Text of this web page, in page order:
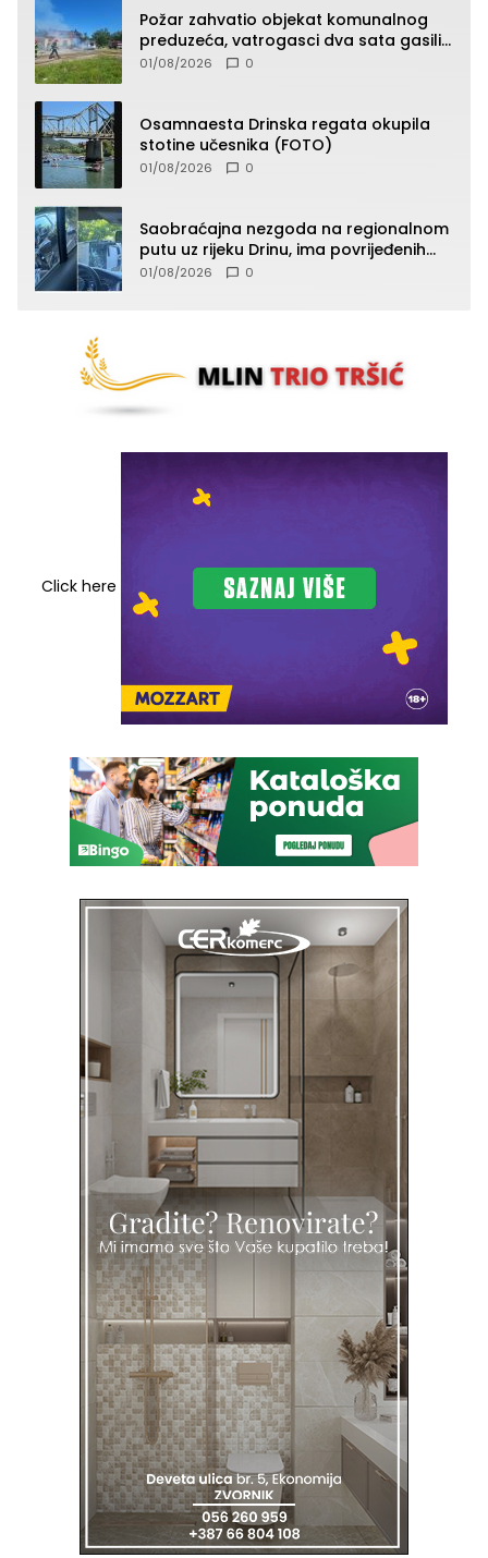
Požar zahvatio objekat komunalnog
preduzeća, vatrogasci dva sata gasili
vatru (FOTO)
01/08/2026 0
Osamnaesta Drinska regata okupila
stotine učesnika (FOTO)
01/08/2026 0
Saobraćajna nezgoda na regionalnom
putu uz rijeku Drinu, ima povrijeđenih
lica (FOTO)
01/08/2026 0
Click here